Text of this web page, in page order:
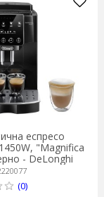
еспресо
"Magnifica
- DeLonghi
(0)